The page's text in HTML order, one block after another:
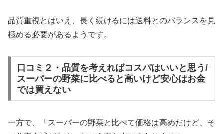
品質重視とはいえ、長く続けるには送料とのバランスを見
極める必要があるようです。
口コミ２・品質を考えればコスパはいいと思う/
スーパーの野菜に比べると高いけど安心はお金
では買えない
一方で、「スーパーの野菜と比べて価格は高めだけど、そ